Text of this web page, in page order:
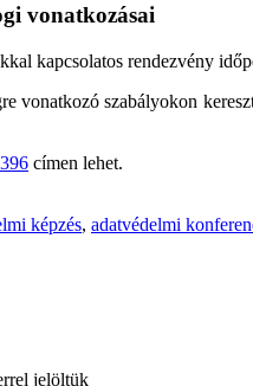
vonatkozásai
kapcsolatos rendezvény
vonatkozó szabályokon
címen lehet.
képzés, adatvédelmi
jelöltük